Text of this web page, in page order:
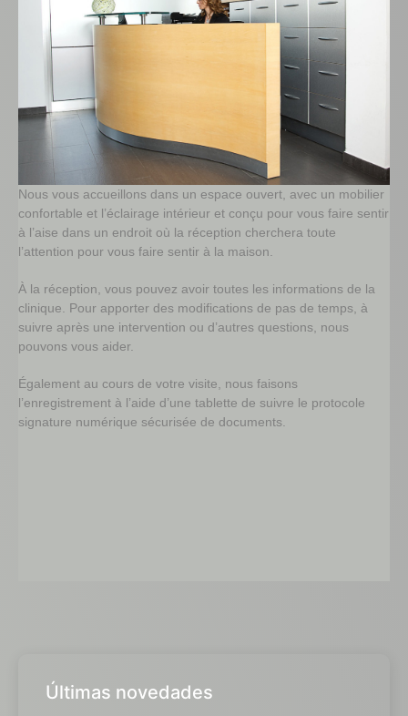
Nous vous accueillons dans un espace ouvert, avec un mobilier
confortable et l’éclairage intérieur et conçu pour vous faire sentir
à l’aise dans un endroit où la réception cherchera toute
l’attention pour vous faire sentir à la maison.
À la réception, vous pouvez avoir toutes les informations de la
clinique. Pour apporter des modifications de pas de temps, à
suivre après une intervention ou d’autres questions, nous
pouvons vous aider.
Également au cours de votre visite, nous faisons
l’enregistrement à l’aide d’une tablette de suivre le protocole
signature numérique sécurisée de documents.
Últimas novedades